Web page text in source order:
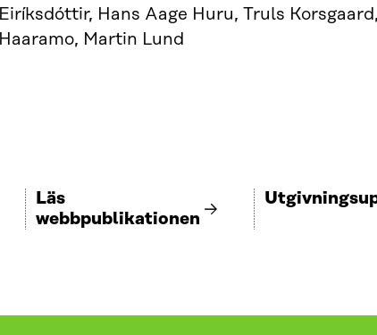
Eiríksdóttir, Hans Aage Huru, Truls
Haaramo, Martin Lund
Läs
webbpublikationen